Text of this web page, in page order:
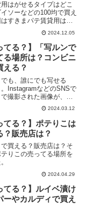
はがせるタイプはどこ
ソーなどの100均で買え
すきまパテ賃貸用はが
てる場所を調べてみま
2024.12.05
てる？】「写ルンで
る場所は？コンビニ
える？
も、誰にでも写せる
。InstagramなどのSNSで
撮影された画像が、レ
なりのトレンドとなっ
ルンです」はどこに売
ニやドンキで買える？そ
...
2024.03.12
てる？】ポテりこは
？販売店は？
買える？販売店は？そ
りこの売ってる場所を
2024.04.29
てる？】ルイベ漬け
ーやカルディで買え